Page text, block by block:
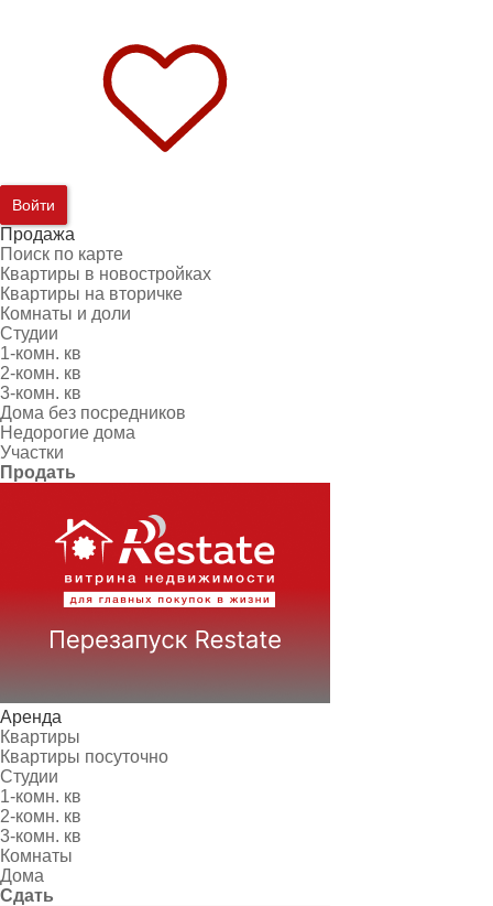
Войти
Продажа
Поиск по карте
Квартиры в новостройках
Квартиры на вторичке
Комнаты и доли
Студии
1-комн. кв
2-комн. кв
3-комн. кв
Дома без посредников
Недорогие дома
Участки
Продать
Аренда
Квартиры
Квартиры посуточно
Студии
1-комн. кв
2-комн. кв
3-комн. кв
Комнаты
Дома
Сдать